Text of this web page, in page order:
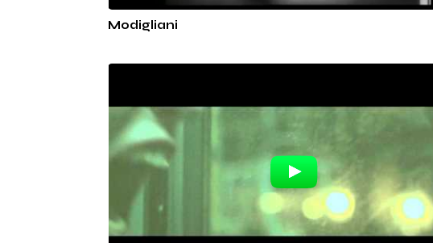
Modigliani